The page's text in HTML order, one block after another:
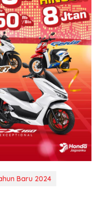
Baru 2024